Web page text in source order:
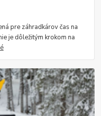
pre záhradkárov čas na
je dôležitým krokom na